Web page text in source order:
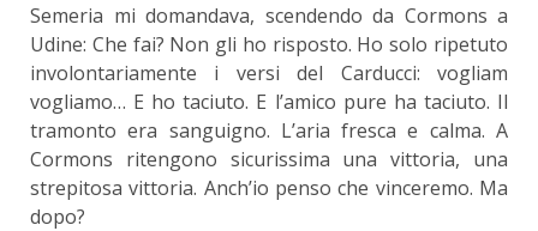
Semeria mi domandava, scendendo da Cormons a
Udine: Che fai? Non gli ho risposto. Ho solo ripetuto
involontariamente i versi del Carducci: vogliam
vogliamo… E ho taciuto. E l’amico pure ha taciuto. Il
tramonto era sanguigno. L’aria fresca e calma. A
Cormons ritengono sicurissima una vittoria, una
strepitosa vittoria. Anch’io penso che vinceremo. Ma
dopo?